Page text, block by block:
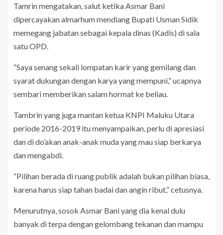
Tamrin mengatakan, salut ketika Asmar Bani
dipercayakan almarhum mendiang Bupati Usman Sidik
memegang jabatan sebagai kepala dinas (Kadis) di sala
satu OPD.
“Saya senang sekali lompatan karir yang gemilang dan
syarat dukungan dengan karya yang mempuni,” ucapnya
sembari memberikan salam hormat ke beliau.
Tambrin yang juga mantan ketua KNPI Maluku Utara
periode 2016-2019 itu menyampaikan, perlu di apresiasi
dan di do’akan anak-anak muda yang mau siap berkarya
dan mengabdi.
“Pilihan berada di ruang publik adalah bukan pilihan biasa,
karena harus siap tahan badai dan angin ribut,” cetusnya.
Menurutnya, sosok Asmar Bani yang dia kenal dulu
banyak di terpa dengan gelombang tekanan dan mampu